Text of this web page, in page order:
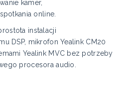
kamer,
online.
instalacji
DSP, mikrofon Yealink CM20
Yealink MVC bez potrzeby
procesora audio.